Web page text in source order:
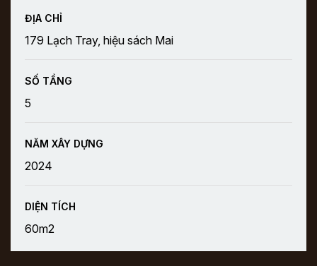
ĐỊA CHỈ
179 Lạch Tray, hiệu sách Mai
SỐ TẦNG
5
NĂM XÂY DỰNG
2024
DIỆN TÍCH
60m2